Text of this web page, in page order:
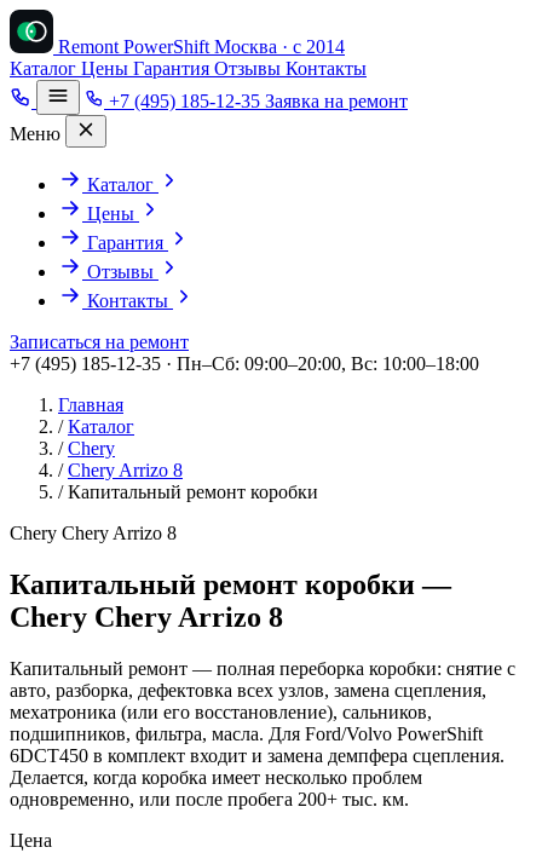
Remont PowerShift Москва · с 2014
Каталог Цены Гарантия Отзывы Контакты
+7 (495) 185-12-35 Заявка на ремонт
Меню
Каталог
Цены
Гарантия
Отзывы
Контакты
Записаться на ремонт
+7 (495) 185-12-35 · Пн–Сб: 09:00–20:00, Вс: 10:00–18:00
Главная
/ Каталог
/ Chery
/ Chery Arrizo 8
/ Капитальный ремонт коробки
Chery Chery Arrizo 8
Капитальный ремонт коробки —
Chery Chery Arrizo 8
Капитальный ремонт — полная переборка коробки: снятие с
авто, разборка, дефектовка всех узлов, замена сцепления,
мехатроника (или его восстановление), сальников,
подшипников, фильтра, масла. Для Ford/Volvo PowerShift
6DCT450 в комплект входит и замена демпфера сцепления.
Делается, когда коробка имеет несколько проблем
одновременно, или после пробега 200+ тыс. км.
Цена